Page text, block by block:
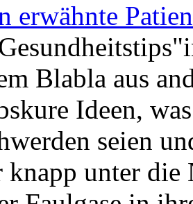
erwähnte
Blabla aus
Ideen,
seien
unter die